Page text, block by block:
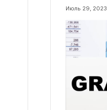
Июль 29, 2023